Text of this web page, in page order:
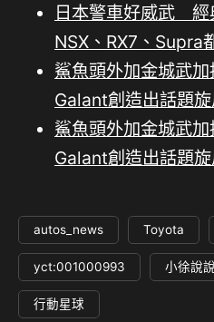
日本警車好威武 經
NSX、RX7、Supra
鯊魚頭外加金城武
Galant創造出話題旋
鯊魚頭外加金城武
Galant創造出話題旋
autos_news Toyota
yct:001000993 小徐說
行動星球